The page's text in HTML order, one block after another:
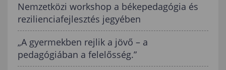
Nemzetközi workshop a békepedagógia és
rezilienciafejlesztés jegyében
„A gyermekben rejlik a jövő – a
pedagógiában a felelősség.”